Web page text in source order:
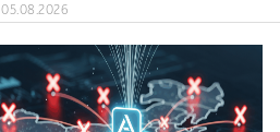
05.08.2026